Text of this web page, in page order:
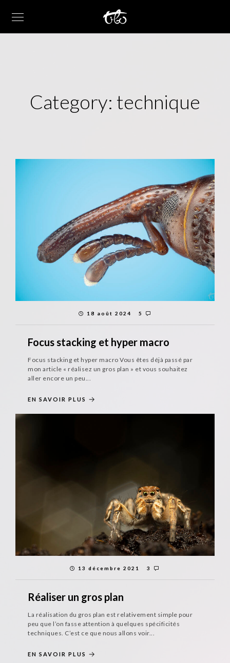
Category: technique
18 août 2024 5
Focus stacking et hyper macro
Focus stacking et hyper macro Vous êtes déjà passé par
mon article « réalisez un gros plan » et vous souhaitez
aller encore un peu...
EN SAVOIR PLUS
13 décembre 2021 3
Réaliser un gros plan
La réalisation du gros plan est relativement simple pour
peu que l’on fasse attention à quelques spécificités
techniques. C’est ce que nous allons voir...
EN SAVOIR PLUS